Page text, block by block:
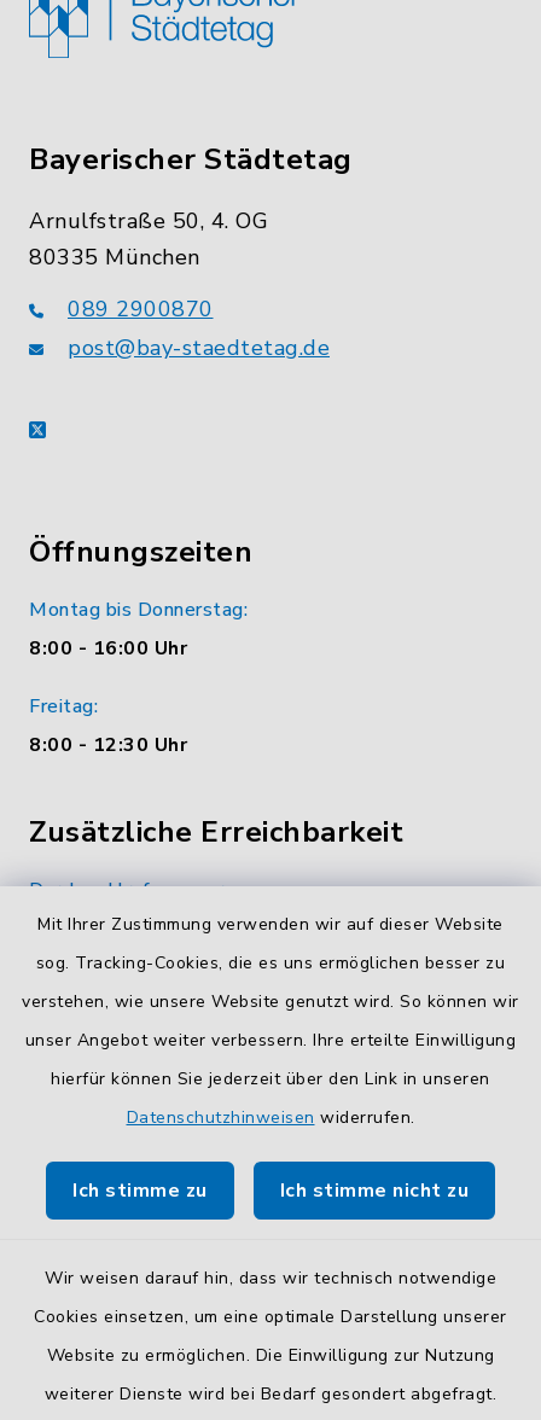
Mit Ihrer Zustimmung verwenden wir auf dieser Website
sog. Tracking-Cookies, die es uns ermöglichen besser zu
verstehen, wie unsere Website genutzt wird. So können wir
unser Angebot weiter verbessern. Ihre erteilte Einwilligung
hierfür können Sie jederzeit über den Link in unseren
Datenschutzhinweisen widerrufen.
Ich stimme zu Ich stimme nicht zu
Wir weisen darauf hin, dass wir technisch notwendige
Cookies einsetzen, um eine optimale Darstellung unserer
Website zu ermöglichen. Die Einwilligung zur Nutzung
weiterer Dienste wird bei Bedarf gesondert abgefragt.
Bayerischer Städtetag
Arnulfstraße 50, 4. OG
80335 München
089 2900870
post@bay-staedtetag.de
X
Öffnungszeiten
Montag bis Donnerstag:
8:00 - 16:00 Uhr
Freitag:
8:00 - 12:30 Uhr
Zusätzliche Erreichbarkeit
Durchwahlrufnummern
Die Durchwahlrufnummern unserer Mitarbeiterinnen
und Mitarbeiter finden Siehier.
Kontaktformular
SicheresKontaktformularmit BayernID verwenden.
So finden Sie uns.